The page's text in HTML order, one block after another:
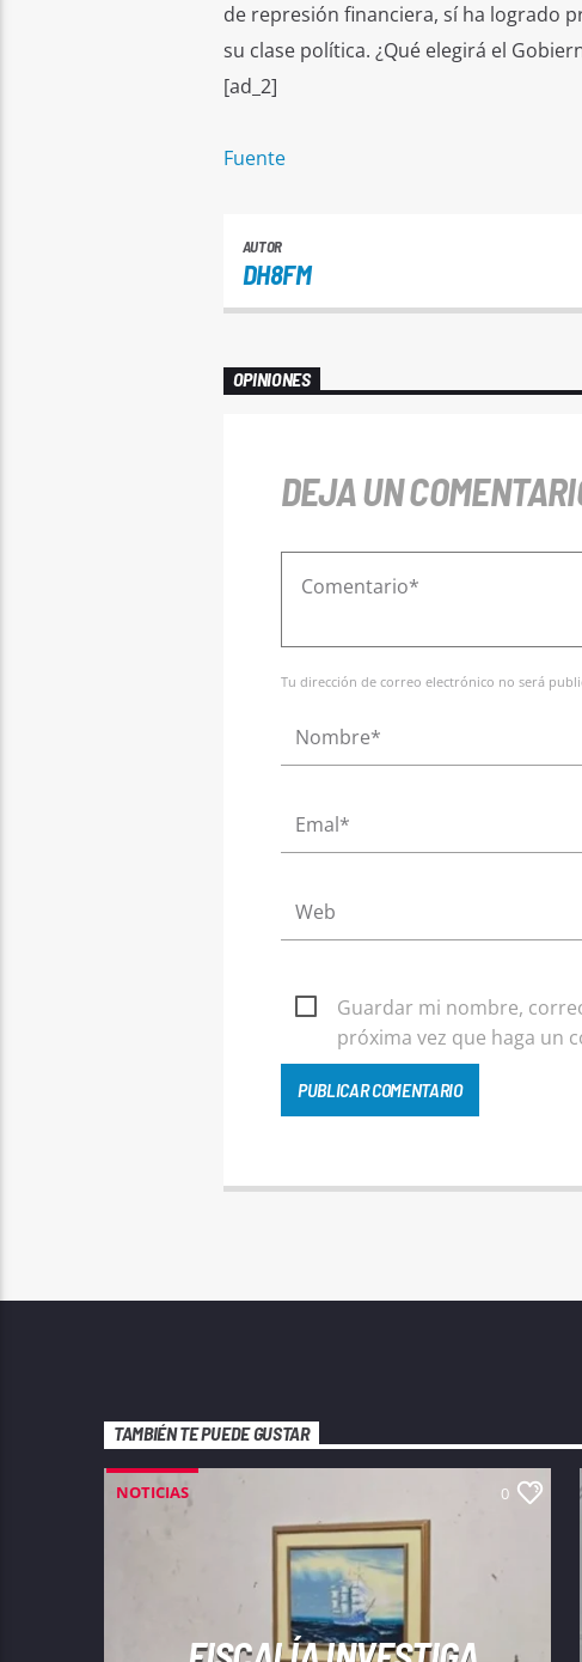
de represión financiera, sí ha logrado
su clase política. ¿Qué elegirá el
[ad_2]
Fuente
AUTOR
DH8FM
OPINIONES
DEJA UN
Tu dirección de correo electrónico no será
Guardar mi nombre,
próxima vez que haga un
TAMBIÉN TE PUEDE GUSTAR
NOTICIAS 0